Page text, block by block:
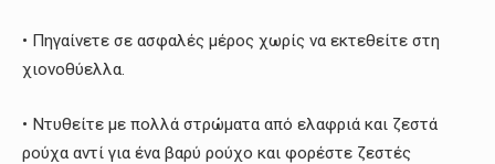
• Πηγαίνετε σε ασφαλές μέρος χωρίς να εκτεθείτε στη
χιονοθύελλα.
• Ντυθείτε με πολλά στρώματα από ελαφριά και ζεστά
ρούχα αντί για ένα βαρύ ρούχο και φορέστε ζεστές